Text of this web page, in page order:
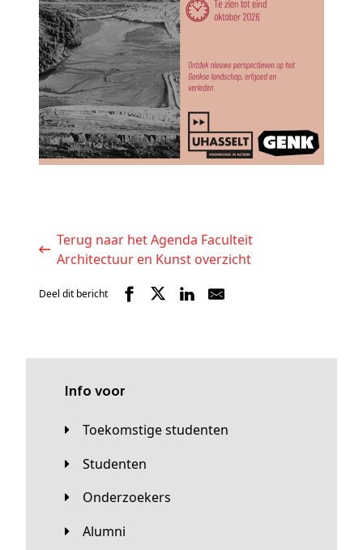
Terug naar het Agenda Faculteit
Architectuur en Kunst overzicht
Deel dit bericht
Info voor
Toekomstige studenten
Studenten
Onderzoekers
Alumni